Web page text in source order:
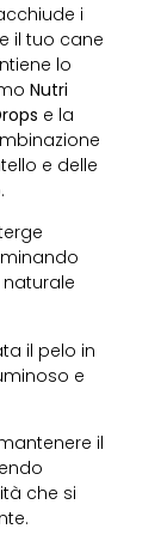
i
il tuo cane
lo
Nutri
e la
e delle
il pelo in
e
il
che si